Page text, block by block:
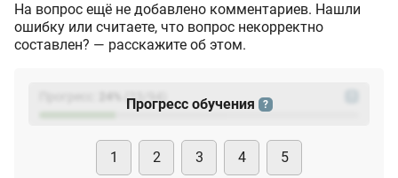
На вопрос ещё не добавлено комментариев. Нашли
ошибку или считаете, что вопрос некорректно
составлен? — расскажите об этом.
(23
Прогресс обучения ?
1 2 3 4 5